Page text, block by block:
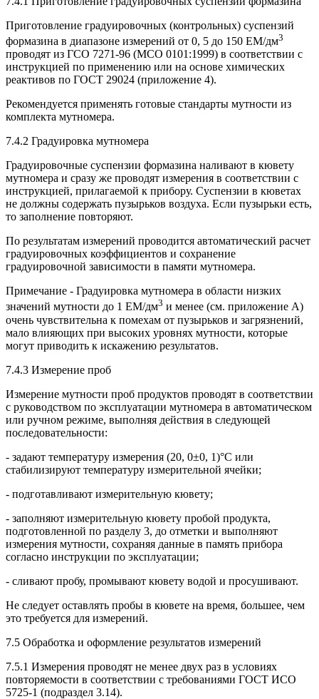
Приготовление градуировочных (контрольных) суспензий
формазина в диапазоне измерений от 0, 5 до 150 EM/дм3
проводят из ГСО 7271-96 (МСО 0101:1999) в соответствии с
инструкцией по применению или на основе химических
реактивов по ГОСТ 29024 (приложение 4).
Рекомендуется применять готовые стандарты мутности из
комплекта мутномера.
7.4.2 Градуировка мутномера
Градуировочные суспензии формазина наливают в кювету
мутномера и сразу же проводят измерения в соответствии с
инструкцией, прилагаемой к прибору. Суспензии в кюветах
не должны содержать пузырьков воздуха. Если пузырьки есть,
то заполнение повторяют.
По результатам измерений проводится автоматический расчет
градуировочных коэффициентов и сохранение
градуировочной зависимости в памяти мутномера.
Примечание - Градуировка мутномера в области низких
значений мутности до 1 EM/дм3 и менее (см. приложение А)
очень чувствительна к помехам от пузырьков и загрязнений,
мало влияющих при высоких уровнях мутности, которые
могут приводить к искажению результатов.
7.4.3 Измерение проб
Измерение мутности проб продуктов проводят в соответствии
с руководством по эксплуатации мутномера в автоматическом
или ручном режиме, выполняя действия в следующей
последовательности:
- задают температуру измерения (20, 0±0, 1)°С или
стабилизируют температуру измерительной ячейки;
- подготавливают измерительную кювету;
- заполняют измерительную кювету пробой продукта,
подготовленной по разделу 3, до отметки и выполняют
измерения мутности, сохраняя данные в память прибора
согласно инструкции по эксплуатации;
- сливают пробу, промывают кювету водой и просушивают.
Не следует оставлять пробы в кювете на время, большее, чем
это требуется для измерений.
7.5 Обработка и оформление результатов измерений
7.5.1 Измерения проводят не менее двух раз в условиях
повторяемости в соответствии с требованиями ГОСТ ИСО
5725-1 (подраздел 3.14).